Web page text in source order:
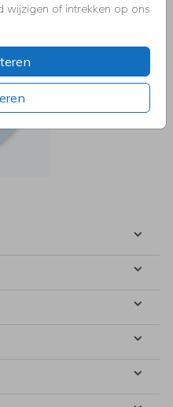
wijzigen of intrekken op ons